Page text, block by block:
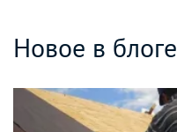
Новое в блоге